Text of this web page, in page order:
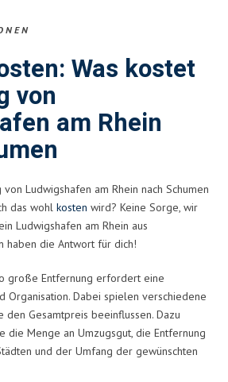
Was kostet
von
am Rhein
Ludwigshafen am Rhein nach Schumen
das wohl kosten wird? Keine Sorge, wir
Ludwigshafen am Rhein aus
haben die Antwort für dich!
große Entfernung erfordert eine
Organisation. Dabei spielen verschiedene
den Gesamtpreis beeinflussen. Dazu
die Menge an Umzugsgut, die Entfernung
und der Umfang der gewünschten